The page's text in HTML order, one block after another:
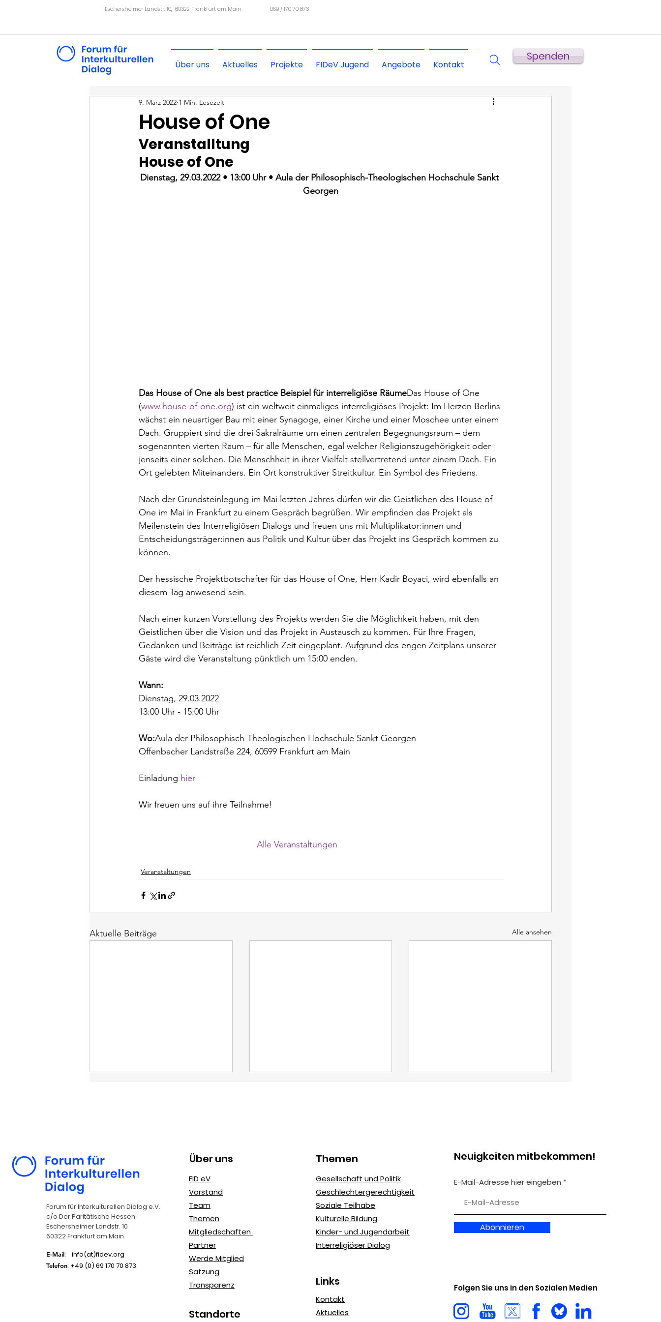
Eschersheimer Landstr. 10, 60322 Frankfurt am Main 069 / 170 70 873
Über uns Aktuelles Projekte FIDeV Jugend Angebote Kontakt
Spenden
House of One
9. März 2022 1 Min. Lesezeit
Veranstalltung
House of One
Dienstag, 29.03.2022 • 13:00 Uhr • Aula der Philosophisch-Theologischen Hochschule Sankt
Georgen
Das House of One als best practice Beispiel für interreligiöse RäumeDas House of One
(www.house-of-one.org) ist ein weltweit einmaliges interreligiöses Projekt: Im Herzen Berlins
wächst ein neuartiger Bau mit einer Synagoge, einer Kirche und einer Moschee unter einem
Dach. Gruppiert sind die drei Sakralräume um einen zentralen Begegnungsraum – dem
sogenannten vierten Raum – für alle Menschen, egal welcher Religionszugehörigkeit oder
jenseits einer solchen. Die Menschheit in ihrer Vielfalt stellvertretend unter einem Dach. Ein
Ort gelebten Miteinanders. Ein Ort konstruktiver Streitkultur. Ein Symbol des Friedens.
Nach der Grundsteinlegung im Mai letzten Jahres dürfen wir die Geistlichen des House of
One im Mai in Frankfurt zu einem Gespräch begrüßen. Wir empfinden das Projekt als
Meilenstein des Interreligiösen Dialogs und freuen uns mit Multiplikator:innen und
Entscheidungsträger:innen aus Politik und Kultur über das Projekt ins Gespräch kommen zu
können.
Der hessische Projektbotschafter für das House of One, Herr Kadir Boyaci, wird ebenfalls an
diesem Tag anwesend sein.
Nach einer kurzen Vorstellung des Projekts werden Sie die Möglichkeit haben, mit den
Geistlichen über die Vision und das Projekt in Austausch zu kommen. Für Ihre Fragen,
Gedanken und Beiträge ist reichlich Zeit eingeplant. Aufgrund des engen Zeitplans unserer
Gäste wird die Veranstaltung pünktlich um 15:00 enden.
Wann:
Dienstag, 29.03.2022
13:00 Uhr - 15:00 Uhr
Wo:Aula der Philosophisch-Theologischen Hochschule Sankt Georgen
Offenbacher Landstraße 224, 60599 Frankfurt am Main
Einladung hier
Veranstaltungen
Aktuelle Beiträge Alle ansehen
gegen Mobbing und
Cybermobbing
Forum für Interkulturellen Dialog e.V.
c/o Der Paritätische Hessen
Eschersheimer Landstr. 10
60322 Frankfurt am Main
E-Mail: info(at)fidev.org
Telefon: +49 (0)69 170 70 873
Über uns
FID eV
Vorstand
Team
Themen
Mitgliedschaften
Partner
Werde Mitglied
Satzung
Transparenz
Standorte
Themen
Gesellschaft und Politik
Geschlechtergerechtigkeit
Soziale Teilhabe
Kulturelle Bildung
Kinder- und Jugendarbeit
Interreligiöser Dialog
Links
Kontakt
Aktuelles
Neuigkeiten mitbekommen!
E-Mail-Adresse hier eingeben
Abonnieren
Folgen Sie uns in den Sozialen Medien